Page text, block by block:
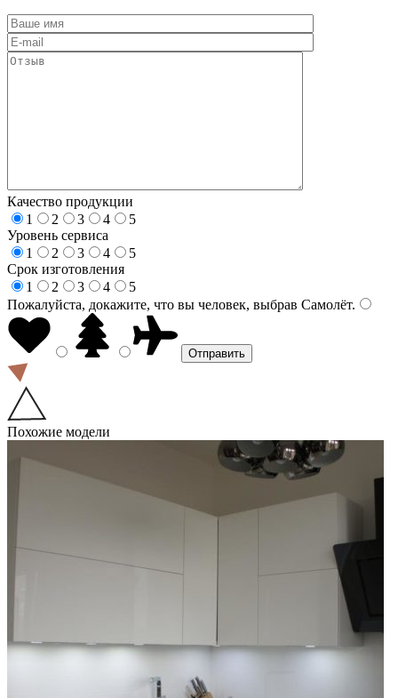
Качество продукции
1
2 3 4
5
Уровень сервиса
1
2 3 4
5
Срок изготовления
1
2 3 4
5
Пожалуйста, докажите, что вы человек, выбрав Самолёт.
Похожие модели